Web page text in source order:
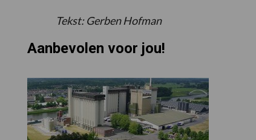
Tekst: Gerben Hofman
Aanbevolen voor jou!